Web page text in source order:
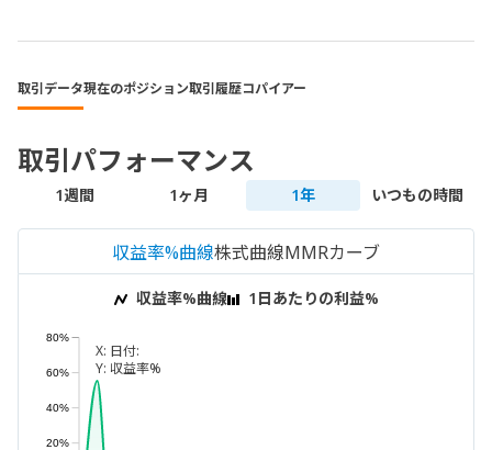
取引データ現在のポジション取引履歴コパイアー
取引パフォーマンス
1週間 1ヶ月 1年 いつもの時間
収益率%曲線株式曲線MMRカーブ
収益率%曲線 1日あたりの利益%
X: 日付:
Y: 収益率%
20%
40%
60%
80%